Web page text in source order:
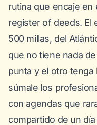
rutina que encaje en
register of deeds. El
500 millas, del
que no tiene nada
punta y el otro tenga
súmale los
con agendas que
compartido de un